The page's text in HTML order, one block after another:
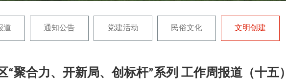
道 通知公告 党建活动 民俗文化 文明创建
“聚合力、开新局、创标杆”系列 工作周报道（十五）